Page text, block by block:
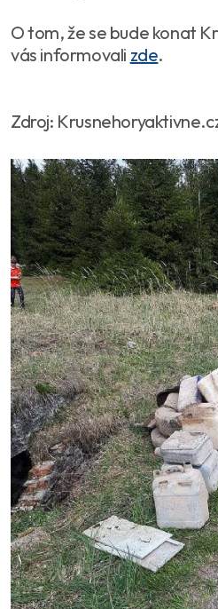
O tom, že se bude konat
vás informovali zde.
Zdroj: